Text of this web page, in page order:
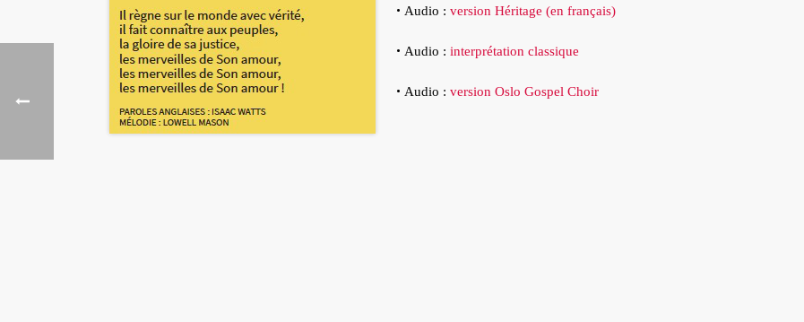
• Audio : version Héritage (en français)
• Audio : interprétation classique
• Audio : version Oslo Gospel Choir